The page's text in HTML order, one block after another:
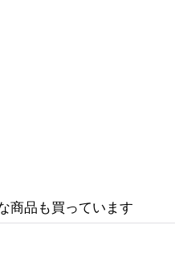
商品も買っています